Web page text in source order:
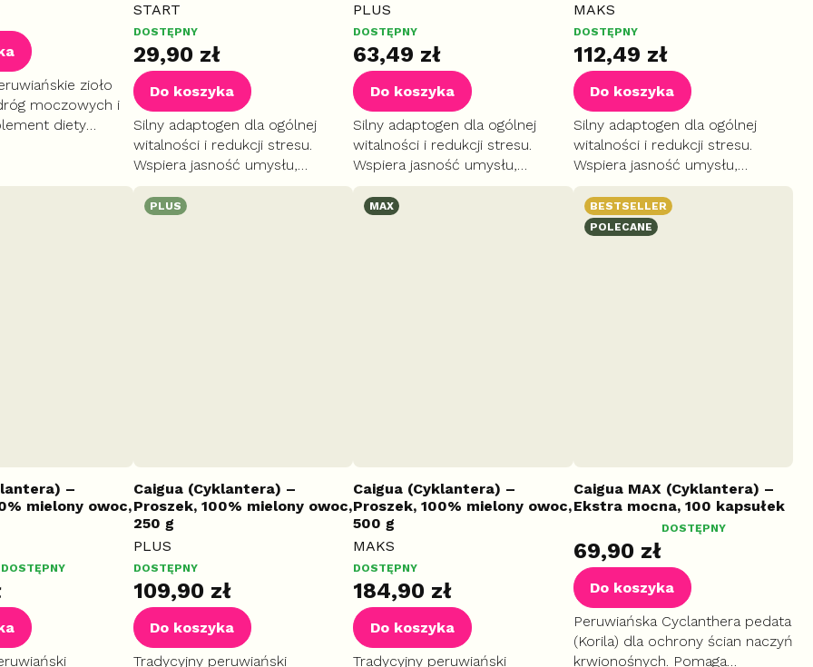
zioło
moczowych i
diety
żołądkowych i
START
DOSTĘPNY
29,90 zł
Do koszyka
Silny adaptogen dla ogólnej
witalności i redukcji stresu.
Wspiera jasność umysłu,
poprawia jakość snu i
wewnętrzną równowagę.
PLUS
DOSTĘPNY
63,49 zł
Do koszyka
Silny adaptogen dla ogólnej
witalności i redukcji stresu.
Wspiera jasność umysłu,
poprawia jakość snu i
wewnętrzną równowagę.
MAKS
DOSTĘPNY
112,49 zł
Do koszyka
Silny adaptogen dla ogólnej
witalności i redukcji stresu.
Wspiera jasność umysłu,
poprawia jakość snu i
wewnętrzną równowagę.
–
mielony owoc,
DOSTĘPNY
PLUS
Caigua (Cyklantera) –
Proszek, 100% mielony owoc,
250 g
PLUS
DOSTĘPNY
109,90 zł
Do koszyka
Tradycyjny peruwiański
MAX
Caigua (Cyklantera) –
Proszek, 100% mielony owoc,
500 g
MAKS
DOSTĘPNY
184,90 zł
Do koszyka
Tradycyjny peruwiański
BESTSELLER
POLECANE
Caigua MAX (Cyklantera) –
Ekstra mocna, 100 kapsułek
ocena
produktu
wynosi
5,0
na
5
DOSTĘPNY
69,90 zł
Do koszyka
Peruwiańska Cyclanthera pedata
(Korila) dla ochrony ścian naczyń
krwionośnych. Pomaga